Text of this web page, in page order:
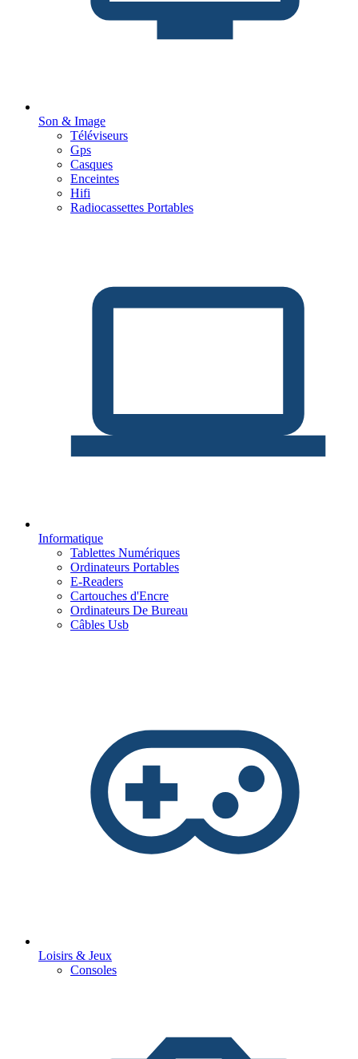
Son & Image
Téléviseurs
Gps
Casques
Enceintes
Hifi
Radiocassettes Portables
Informatique
Tablettes Numériques
Ordinateurs Portables
E-Readers
Cartouches d'Encre
Ordinateurs De Bureau
Câbles Usb
Loisirs & Jeux
Consoles